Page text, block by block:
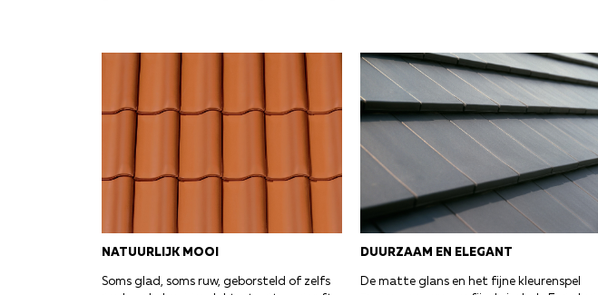
NATUURLIJK MOOI
Soms glad, soms ruw, geborsteld of zelfs
DUURZAAM EN ELEGANT
De matte glans en het fijne kleurenspel